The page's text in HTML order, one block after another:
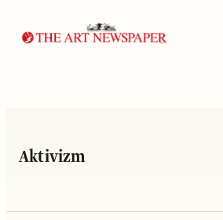
Aktivizm